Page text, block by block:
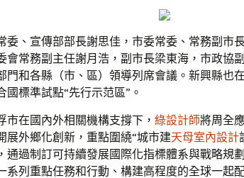
委、宣傳部部長謝思佳，市委常委、常務副市
會常務副主任謝月浩，副市長梁東海，市政協
門和各縣（市、區）領導列席會議。新興縣也
國標準試點“先行示范區”。
市在國內外相關機構支撐下， 綠設計師將周全
展外鄉化創新，重點圍繞“城市建天母室內設計
通過制訂可持續發展國際化指標體系與戰略規劃
系列重點任務和行動、構建高程度的全球一起